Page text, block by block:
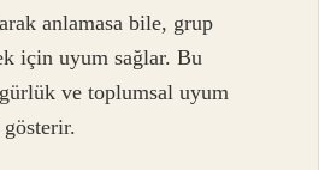
anlamasa bile, grup
için uyum sağlar. Bu
ve toplumsal uyum